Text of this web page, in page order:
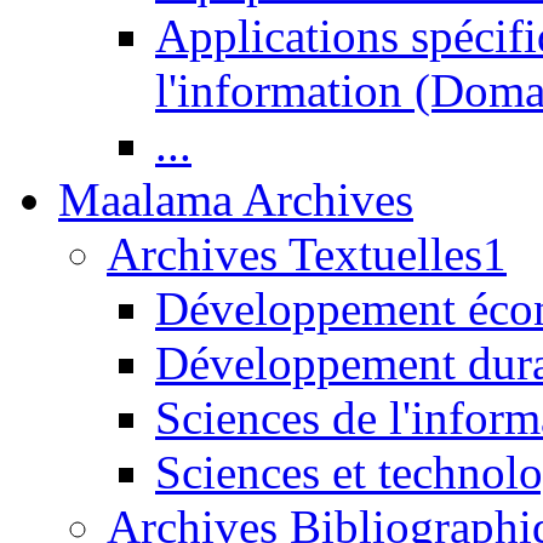
Applications
l'information
...
Maalama Archives
Archives Textuelles1
Développement
Développement
Sciences de
Sciences et
Archives